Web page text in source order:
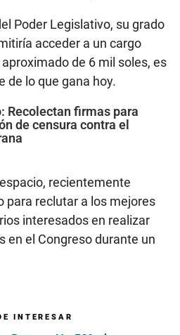
Poder Legislativo, su grado
acceder a un cargo
de 6 mil soles, es
de lo que gana hoy.
Recolectan firmas para
de censura contra el
recientemente
para reclutar a los mejores
interesados en realizar
en el Congreso durante un
INTERESAR